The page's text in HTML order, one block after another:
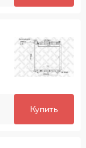
Купить